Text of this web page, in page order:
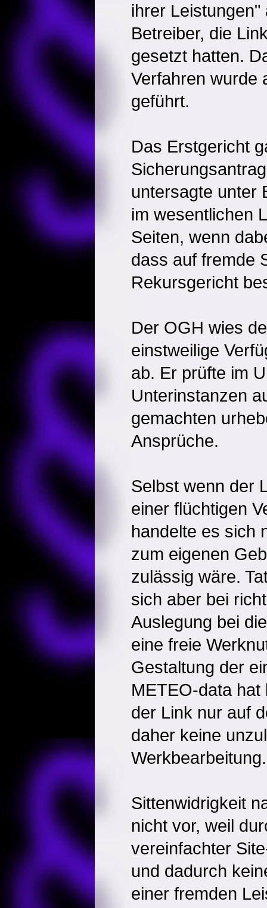
ihrer
Betreiber, die
gesetzt hatten.
Verfahren wurde
geführt.
Das Erstgericht
untersagte unter
im wesentlichen
Seiten, wenn
dass auf fremde
Rekursgericht
Der OGH wies
einstweilige
ab. Er prüfte im
Unterinstanzen
gemachten
Ansprüche.
Selbst wenn der
einer flüchtigen
handelte es sich
zum eigenen
zulässig wäre.
sich aber bei
Auslegung bei
eine freie
Gestaltung der
METEO-data
der Link nur auf
daher keine
Werkbearbeitung.
Sittenwidrigkeit
nicht vor, weil
vereinfachter
und dadurch
einer fremden